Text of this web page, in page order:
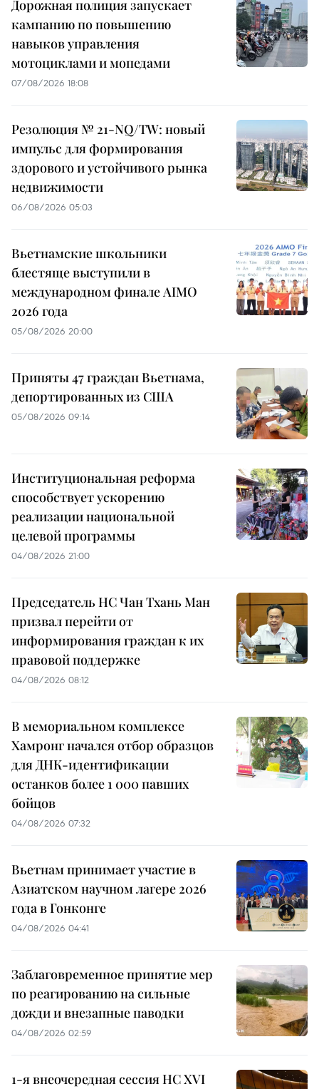
Дорожная полиция запускает
кампанию по повышению
навыков управления
мотоциклами и мопедами
07/08/2026 18:08
Резолюция № 21-NQ/TW: новый
импульс для формирования
здорового и устойчивого рынка
недвижимости
06/08/2026 05:03
Вьетнамские школьники
блестяще выступили в
международном финале AIMO
2026 года
05/08/2026 20:00
Приняты 47 граждан Вьетнама,
депортированных из США
05/08/2026 09:14
Институциональная реформа
способствует ускорению
реализации национальной
целевой программы
04/08/2026 21:00
Председатель НС Чан Тхань Ман
призвал перейти от
информирования граждан к их
правовой поддержке
04/08/2026 08:12
В мемориальном комплексе
Хамронг начался отбор образцов
для ДНК-идентификации
останков более 1 000 павших
бойцов
04/08/2026 07:32
Вьетнам принимает участие в
Азиатском научном лагере 2026
года в Гонконге
04/08/2026 04:41
Заблаговременное принятие мер
по реагированию на сильные
дожди и внезапные паводки
04/08/2026 02:59
1-я внеочередная сессия НС XVI